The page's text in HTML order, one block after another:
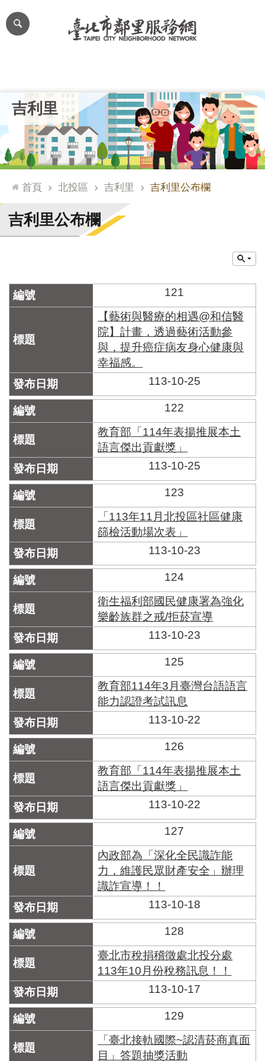
跳到主要內容區塊
網
站
台
通
臺
北
市
門
牌
檢
統
文
化
局
文
化
資
產
臺
北
市
區
里
界
說
臺
北
市
鄰
長
名
冊
吉利里
首頁 北投區 吉利里 吉利里公布欄
吉利里公布欄
121
【藝術與醫療的相遇@和信醫
院】計畫，透過藝術活動參
與，提升癌症病友身心健康與
幸福感。
113-10-25
122
教育部「114年表揚推展本土
語言傑出貢獻獎」
113-10-25
123
「113年11月北投區社區健康
篩檢活動場次表」
113-10-23
124
衛生福利部國民健康署為強化
樂齡族群之戒/拒菸宣導
113-10-23
125
教育部114年3月臺灣台語語言
能力認證考試訊息
113-10-22
126
教育部「114年表揚推展本土
語言傑出貢獻獎」
113-10-22
127
內政部為「深化全民識詐能
力，維護民眾財產安全」辦理
識詐宣導！！
113-10-18
128
臺北市稅捐稽徵處北投分處
113年10月份稅務訊息！！
113-10-17
129
「臺北接軌國際~認清菸商真面
目」答題抽獎活動